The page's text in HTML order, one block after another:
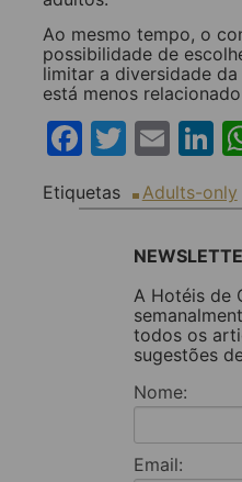
Ao mesmo tempo, o
possibilidade de
limitar a diversidade
está menos
Etiquetas Adults-only
A Hotéis de
todos os
sugestões
Nome:
Email: